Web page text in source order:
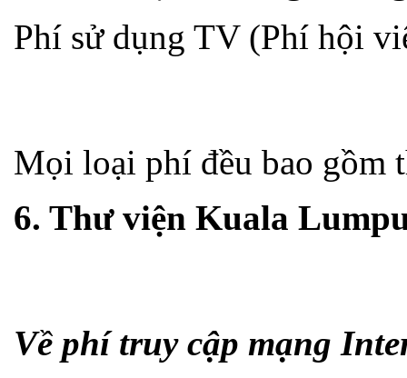
Phí sử dụng TV (Phí hội
Mọi loại phí đều bao gồm
6. Thư viện Kuala
Về phí truy cập mạng